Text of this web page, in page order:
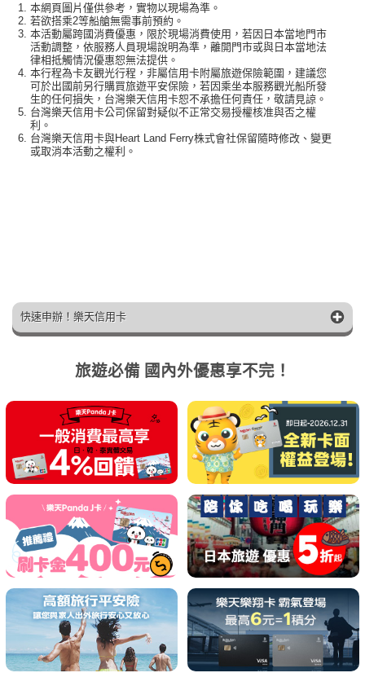
本網頁圖片僅供參考，實物以現場為準。
若欲搭乘2等船艙無需事前預約。
本活動屬跨國消費優惠，限於現場消費使用，若因日本當地門市
活動調整，依服務人員現場說明為準，離開門市或與日本當地法
律相抵觸情況優惠恕無法提供。
本行程為卡友觀光行程，非屬信用卡附屬旅遊保險範圍，建議您
可於出國前另行購買旅遊平安保險，若因乘坐本服務觀光船所發
生的任何損失，台灣樂天信用卡恕不承擔任何責任，敬請見諒。
台灣樂天信用卡公司保留對疑似不正常交易授權核准與否之權
利。
台灣樂天信用卡與Heart Land Ferry株式會社保留隨時修改、變更
或取消本活動之權利。
快速申辦！樂天信用卡
旅遊必備 國內外優惠享不完！